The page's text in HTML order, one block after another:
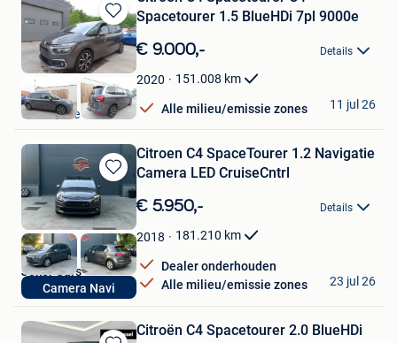
Bewaren
in
Mijn
Favorieten
Spacetourer 1.5 BlueHDi 7pl 9000e
€ 9.000,- Details
2020 151.008 km
Alle milieu/emissie zones
PGN BV
Oosterzele
11 jul 26
Bewaren
in
Mijn
Favorieten
Camera Navi
Citroen C4 SpaceTourer 1.2 Navigatie
Camera LED CruiseCntrl
€ 5.950,- Details
2018 181.210 km
Dealer onderhouden
Alle milieu/emissie zones
Joker Cars
Grimbergen
23 jul 26
Citroën C4 Spacetourer 2.0 BlueHDi